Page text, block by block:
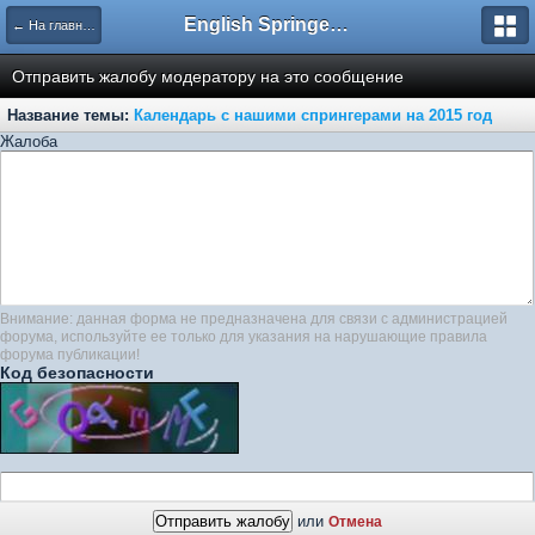
← На главную English Springer Spaniel Club
Отправить жалобу модератору на это сообщение
Название темы: Календарь с нашими спрингерами на 2015 год
Жалоба
Внимание: данная форма не предназначена для связи с администрацией
форума, используйте ее только для указания на нарушающие правила
форума публикации!
Код безопасности
или Отмена